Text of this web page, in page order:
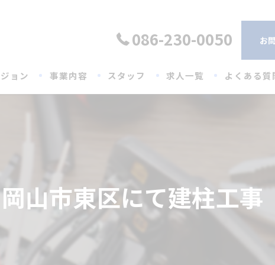
086-230-0050 お
ョン 事業内容 スタッフ 求人一覧 よくある質
岡山市東区にて建柱工事